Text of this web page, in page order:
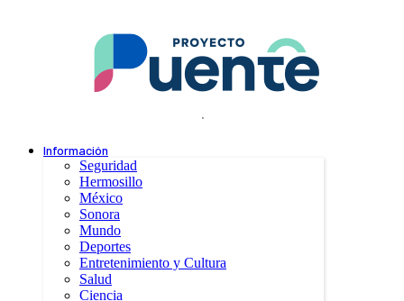
.
Información
Seguridad
Hermosillo
México
Sonora
Mundo
Deportes
Entretenimiento y Cultura
Salud
Ciencia